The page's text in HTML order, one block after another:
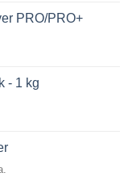
PRO/PRO+
- 1 kg